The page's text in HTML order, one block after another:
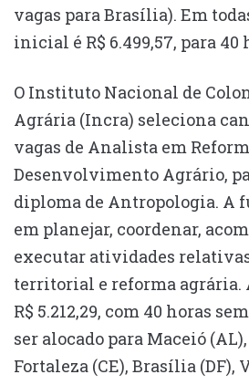
vagas para Brasília). Em
inicial é R$ 6.499,57, para 40
O Instituto Nacional de
Agrária (Incra) seleciona
vagas de Analista em
Desenvolvimento Agrário,
diploma de Antropologia. A
em planejar, coordenar,
executar atividades
territorial e reforma agrária.
R$ 5.212,29, com 40 horas
ser alocado para Maceió
Fortaleza (CE), Brasília (DF),